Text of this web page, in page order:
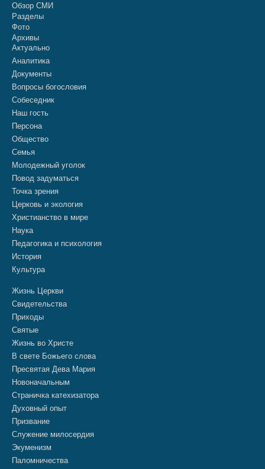
Обзор СМИ
Разделы
Фото
Архивы
Актуально
Аналитика
Документы
Вопросы богословия
Собеседник
Наш гость
Персона
Общество
Семья
Молодежный уголок
Повод задуматься
Точка зрения
Церковь и экология
Христианство в мире
Наука
Педагогика и психология
История
Культура
Жизнь Церкви
Свидетельства
Приходы
Святые
Жизнь во Христе
В свете Божьего слова
Пресвятая Дева Мария
Новоначальным
Страничка катехизатора
Духовный опыт
Призвание
Служение милосердия
Экуменизм
Паломничества